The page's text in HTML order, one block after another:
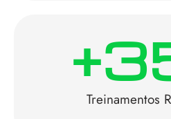
Treinamentos
+